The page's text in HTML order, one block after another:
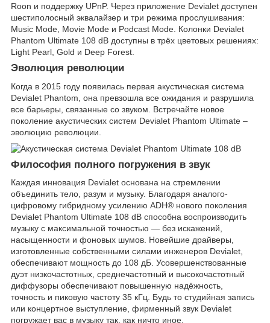
Roon и поддержку UPnP. Через приложение Devialet доступен
шестиполосный эквалайзер и три режима прослушивания:
Music Mode, Movie Mode и Podcast Mode. Колонки Devialet
Phantom Ultimate 108 dB доступны в трёх цветовых решениях:
Light Pearl, Gold и Deep Forest.
Эволюция революции
Когда в 2015 году появилась первая акустическая система
Devialet Phantom, она превзошла все ожидания и разрушила
все барьеры, связанные со звуком. Встречайте новое
поколение акустических систем Devialet Phantom Ultimate –
эволюцию революции.
Философия полного погружения в звук
Каждая инновация Devialet основана на стремлении
объединить тело, разум и музыку. Благодаря аналого-
цифровому гибридному усилению ADH® нового поколения
Devialet Phantom Ultimate 108 dB способна воспроизводить
музыку с максимальной точностью — без искажений,
насыщенности и фоновых шумов. Новейшие драйверы,
изготовленные собственными силами инженеров Devialet,
обеспечивают мощность до 108 дБ. Усовершенствованные
дуэт низкочастотных, среднечастотный и высокочастотный
диффузоры обеспечивают повышенную надёжность,
точность и пиковую частоту 35 кГц. Будь то студийная запись
или концертное выступление, фирменный звук Devialet
погружает вас в музыку так, как ничто иное.